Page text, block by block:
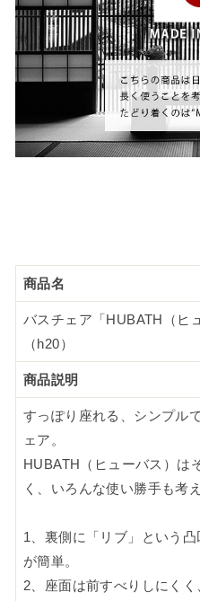
商品名
バスチェア「HUBATH（ヒ
（h20）
商品説明
すっぽり座れる、シンプル
ェア。
HUBATH（ヒューバス）は
く、いろんな使い勝手も考
1、裏側に「リブ」という
が簡単。
2、座面は前すべりしにく